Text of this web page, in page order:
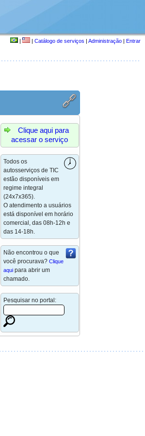
| | Catálogo de serviços | Administração | Entrar
Clique aqui para
acessar o serviço
Todos os
autosserviços de TIC
estão disponíveis em
regime integral
(24x7x365).
O atendimento a usuários
está disponível em horário
comercial, das 08h-12h e
das 14-18h.
Não encontrou o que
você procurava? Clique
aquipara abrir um
chamado.
Pesquisar no portal: